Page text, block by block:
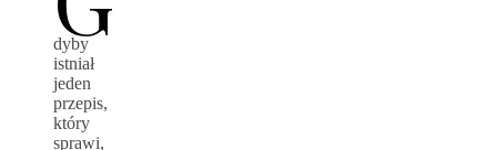
dyby
istniał
jeden
przepis,
który
sprawi,